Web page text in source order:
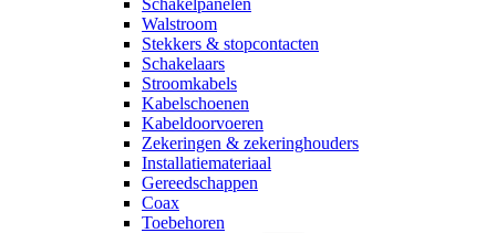
Schakelpanelen
Walstroom
Stekkers & stopcontacten
Schakelaars
Stroomkabels
Kabelschoenen
Kabeldoorvoeren
Zekeringen & zekeringhouders
Installatiemateriaal
Gereedschappen
Coax
Toebehoren